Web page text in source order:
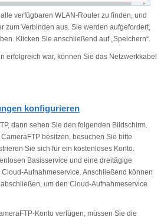
verfügbaren WLAN-Router zu finden, und
zum Verbinden aus. Sie werden aufgefordert,
Klicken Sie anschließend auf „Speichern“.
erfolgreich war, können Sie das Netzwerkkabel
konfigurieren
dann sehen Sie den folgenden Bildschirm.
besitzen, besuchen Sie bitte
Sie sich für ein kostenloses Konto.
Basisservice und eine dreitägige
Aufnahmeservice. Anschließend können
um den Cloud-Aufnahmeservice
Konto verfügen, müssen Sie die